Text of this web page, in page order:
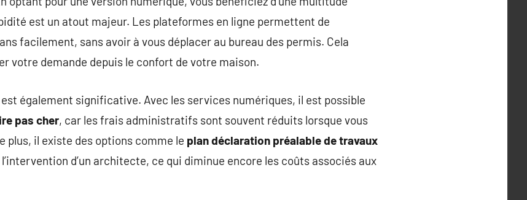
est un atout majeur. Les plateformes en ligne permettent de
facilement, sans avoir à vous déplacer au bureau des permis. Cela
votre demande depuis le confort de votre maison.
également significative. Avec les services numériques, il est possible
pas cher, car les frais administratifs sont souvent réduits lorsque vous
plus, il existe des options comme le plan déclaration préalable de travaux
d’un architecte, ce qui diminue encore les coûts associés aux